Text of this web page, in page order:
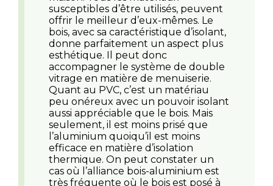
susceptibles d’être utilisés, peuvent
offrir le meilleur d’eux-mêmes. Le
bois, avec sa caractéristique d’isolant,
donne parfaitement un aspect plus
esthétique. Il peut donc
accompagner le système de double
vitrage en matière de menuiserie.
Quant au PVC, c’est un matériau
peu onéreux avec un pouvoir isolant
aussi appréciable que le bois. Mais
seulement, il est moins prisé que
l’aluminium quoiqu’il est moins
efficace en matière d’isolation
thermique. On peut constater un
cas où l’alliance bois-aluminium est
très fréquente où le bois est posé à